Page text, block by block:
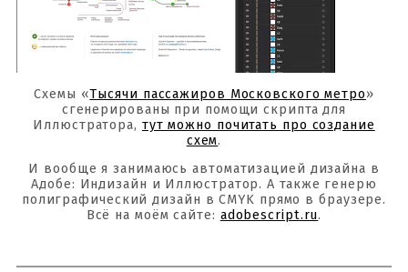
Схемы «Тысячи пассажиров Московского метро»
сгенерированы при помощи скрипта для
Иллюстратора, тут можно почитать про создание
схем.
И вообще я занимаюсь автоматизацией дизайна в
Адобе: Индизайн и Иллюстратор. А также генерю
полиграфический дизайн в CMYK прямо в браузере.
Всё на моём сайте: adobescript.ru.